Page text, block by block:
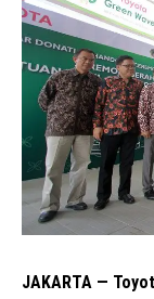
JAKARTA —